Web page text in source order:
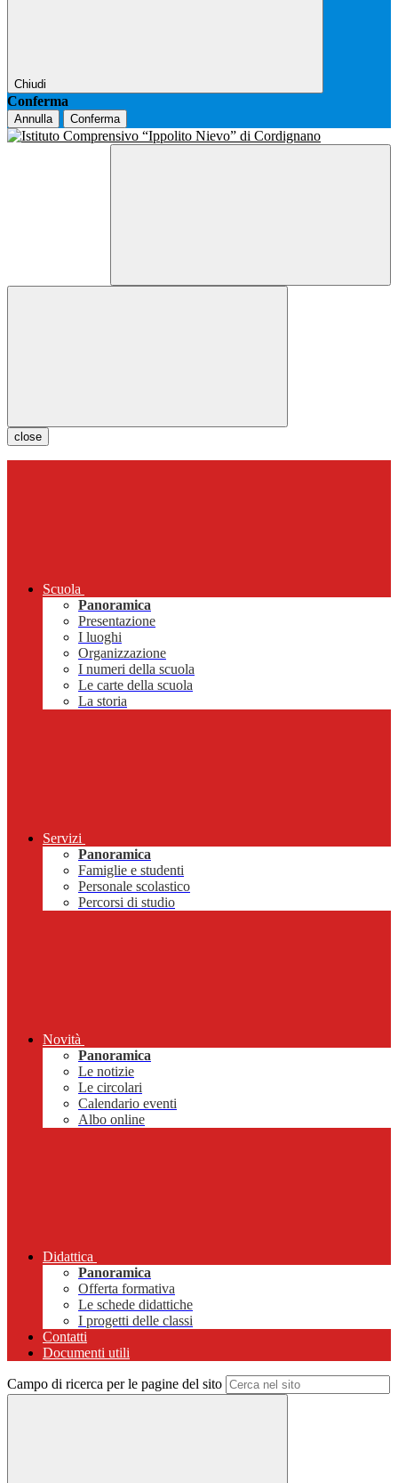
Chiudi
Conferma
Annulla Conferma
close
Scuola
Panoramica
Presentazione
I luoghi
Organizzazione
I numeri della scuola
Le carte della scuola
La storia
Servizi
Panoramica
Famiglie e studenti
Personale scolastico
Percorsi di studio
Novità
Panoramica
Le notizie
Le circolari
Calendario eventi
Albo online
Didattica
Panoramica
Offerta formativa
Le schede didattiche
I progetti delle classi
Contatti
Documenti utili
Campo di ricerca per le pagine del sito